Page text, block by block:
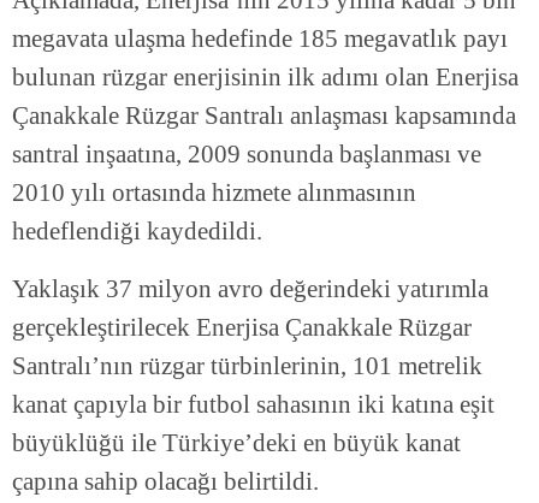
megavata ulaşma hedefinde 185 megavatlık payı
bulunan rüzgar enerjisinin ilk adımı olan Enerjisa
Çanakkale Rüzgar Santralı anlaşması kapsamında
santral inşaatına, 2009 sonunda başlanması ve
2010 yılı ortasında hizmete alınmasının
hedeflendiği kaydedildi.
Yaklaşık 37 milyon avro değerindeki yatırımla
gerçekleştirilecek Enerjisa Çanakkale Rüzgar
Santralı’nın rüzgar türbinlerinin, 101 metrelik
kanat çapıyla bir futbol sahasının iki katına eşit
büyüklüğü ile Türkiye’deki en büyük kanat
çapına sahip olacağı belirtildi.